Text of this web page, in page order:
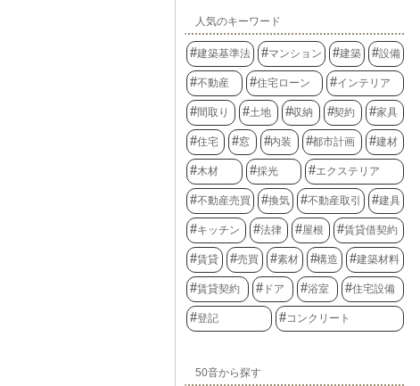
人気のキーワード
建築基準法 マンション 建築 設備
不動産 住宅ローン インテリア
間取り 土地 収納 契約 家具
住宅 窓 内装 都市計画 建材
木材 採光 エクステリア
不動産売買 換気 不動産取引 建具
キッチン 法律 屋根 賃貸借契約
賃貸 売買 素材 構造 建築材料
賃貸契約 ドア 浴室 住宅設備
登記 コンクリート
50音から探す